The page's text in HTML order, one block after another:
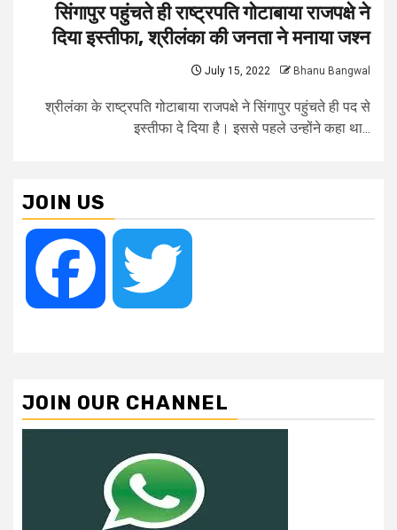
सिंगापुर पहुंचते ही राष्ट्रपति गोटाबाया राजपक्षे ने
दिया इस्तीफा, श्रीलंका की जनता ने मनाया जश्न
July 15, 2022 Bhanu Bangwal
श्रीलंका के राष्ट्रपति गोटाबाया राजपक्षे ने सिंगापुर पहुंचते ही पद से
इस्तीफा दे दिया है। इससे पहले उन्होंने कहा था...
JOIN US
Facebook
JOIN OUR CHANNEL